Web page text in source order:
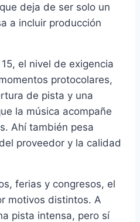
deja de ser solo un
a incluir producción
el nivel de exigencia
protocolares,
de pista y una
la música acompañe
Ahí también pesa
proveedor y la calidad
ferias y congresos, el
motivos distintos. A
pista intensa, pero sí